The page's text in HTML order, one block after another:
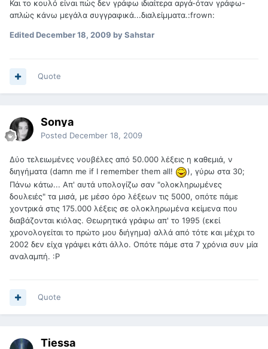
Και το κουλό είναι πώς δεν γράφω ιδιαίτερα αργά-όταν γράφω-
απλώς κάνω μεγάλα συγγραφικά...διαλείμματα.:frown:
EditedDecember 18, 2009 by Sahstar
Quote
Sonya
Posted December 18, 2009
Δύο τελειωμένες νουβέλες από 50.000 λέξεις η καθεμιά, ν
διηγήματα (damn me if I remember them all!
), γύρω στα 30;
Πάνω κάτω... Απ' αυτά υπολογίζω σαν "ολοκληρωμένες
δουλειές" τα μισά, με μέσο όρο λέξεων τις 5000, οπότε πάμε
χοντρικά στις 175.000 λέξεις σε ολοκληρωμένα κείμενα που
διαβάζονται κιόλας. Θεωρητικά γράφω απ' το 1995 (εκεί
χρονολογείται το πρώτο μου διήγημα) αλλά από τότε και μέχρι το
2002 δεν είχα γράψει κάτι άλλο. Οπότε πάμε στα 7 χρόνια συν μία
αναλαμπή. :Ρ
Quote
Tiessa